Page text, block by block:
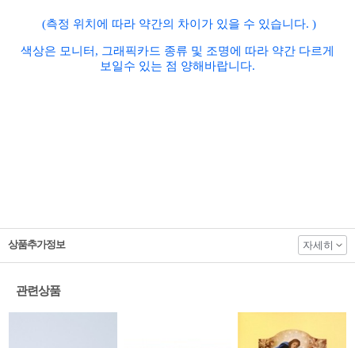
(측정 위치에 따라 약간의 차이가 있을 수 있습니다. )
색상은 모니터, 그래픽카드 종류 및 조명에 따라 약간 다르게
보일수 있는 점 양해바랍니다.
상품추가정보 자세히
관련상품